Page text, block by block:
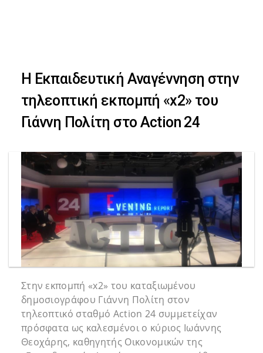
navigation
content
Η Εκπαιδευτική Αναγέννηση στην
τηλεοπτική εκπομπή «x2» του
Γιάννη Πολίτη στο Action 24
Στην εκπομπή «x2» του καταξιωμένου
δημοσιογράφου Γιάννη Πολίτη στον
τηλεοπτικό σταθμό Action 24 συμμετείχαν
πρόσφατα ως καλεσμένοι ο κύριος Ιωάννης
Θεοχάρης, καθηγητής Οικονομικών της